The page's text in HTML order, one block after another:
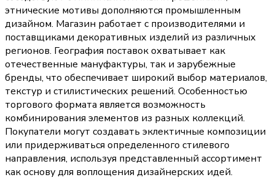
этнические мотивы дополняются промышленным
дизайном. Магазин работает с производителями и
поставщиками декоративных изделий из различных
регионов. География поставок охватывает как
отечественные мануфактуры, так и зарубежные
бренды, что обеспечивает широкий выбор материалов,
текстур и стилистических решений. Особенностью
торгового формата является возможность
комбинирования элементов из разных коллекций.
Покупатели могут создавать эклектичные композиции
или придерживаться определенного стилевого
направления, используя представленный ассортимент
как основу для воплощения дизайнерских идей.